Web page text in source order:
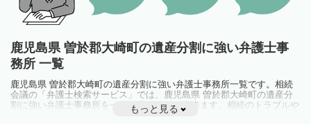
鹿児島県 曽於郡大崎町の遺産分割に強い弁護士事
務所 一覧
鹿児島県 曽於郡大崎町の遺産分割に強い弁護士事務所一覧です。相続
会議の「弁護士検索サービス」では、鹿児島県 曽於郡大崎町の遺産分
割に強い弁護士事務所を一覧で見ることが出来ます。相続のトラブルや
お悩みを抱えている方は一度近隣の弁護士に相談してみましょう。
もっと見る